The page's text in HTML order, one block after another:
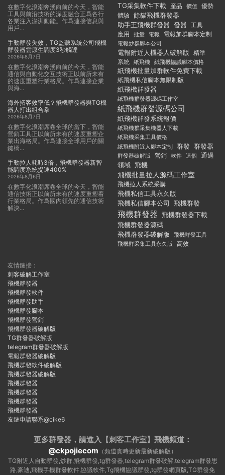
在數字化浪潮奔湧向前的今天，智能
工具與前沿技術的深度融合正爲各行
各業注入澎湃動能。作爲連接信息與
用戶...
手動群發失效，TG監聽系統公司飛機
群發器雲原生調度3秒觸達
2026年8月7日
在數字化浪潮奔湧向前的今天，智能
通信與自動化交互技術正以前所未有
的速度重塑行業格局。作爲連接企業
與海...
海外拓客效率低？飛機群發器與TG機
器人打出組合拳
2026年8月7日
在數字化浪潮席卷全球的當下，智能
營銷工具正以前所未有的速度重塑企
業出海格局。作爲連接全球用戶的關
鍵橋...
手動拉人耗時3倍，飛機群發器新智
能調度系統提速400%
2026年8月6日
在數字化浪潮席卷全球的今天，智能
通信技術正以前所未有的速度重塑着
行業格局。作爲國内領先的通信技術
解決...
TG采集軟件下載 産品 價值 優勢
體驗 餘貓飛機群發器
助手王飛機群發器 發器
工具
應用
批量 電報 電報加群腳本定制
電報炒群腳本公司
電報附近人機器人破解版 精準
系統 紙飛機 紙飛機協議腳本價格
紙飛機批量加群軟件免費下載
紙飛機私信腳本無限制版
紙飛機群發器
紙飛機群發器源碼工作室
紙飛機群發源碼公司
紙飛機群發系統報價
紙飛機群采集機器人下載
紙飛機采集工具價格
紙飛機附近人腳本定制 群發 群發器
群發器破解版 營銷 軟件 這個
通過
領域 飛機
飛機批量拉人源碼工作室
飛機拉人系統采購
飛機私信工具永久版
飛機私信腳本公司
飛機群發
飛機群發器 飛機群發器下載
飛機群發器源碼
飛機群發器破解版
飛機群發工具
飛機群采集工具永久版
高效
友情鏈接：
刺客破解工作室
飛機群發器
飛機群發軟件
飛機群發助手
飛機群發腳本
飛機群發營銷
飛機群發器破解版
TG群發器破解版
telegram群發器破解版
電報群發器破解版
飛機群發軟件破解版
飛機群發器破解版
飛機群發器
飛機群發器
飛機群發器
飛機群發器
友鏈申請聯系@cike6
更多群發器，請進入【刺客工作室】 飛機頻道：
@ckpojiecom （頻道實時更新最新破解版）
TG附近人自動群發,炒群,飛機群發,tg群發器,telegram群發破解,telegram群發思
路,豪迪,飛機手機群發軟件,協議軟件,Tg飛機協議群發,tg群發網頁版,TG群發免